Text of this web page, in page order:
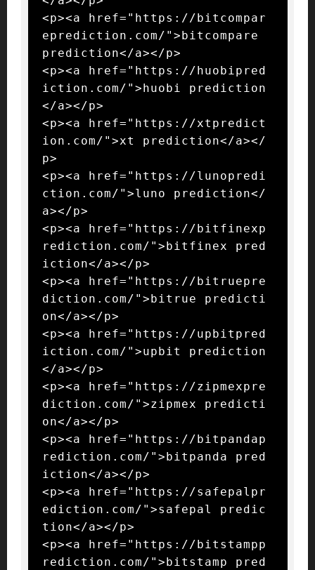
<p><a href="https://bitcompar
eprediction.com/">bitcompare
prediction</a></p>
<p><a href="https://huobipred
iction.com/">huobi prediction
</a></p>
<p><a href="https://xtpredict
ion.com/">xt prediction</a></
p>
<p><a href="https://lunopredi
ction.com/">luno prediction</
a></p>
<p><a href="https://bitfinexp
rediction.com/">bitfinex pred
iction</a></p>
<p><a href="https://bitruepre
diction.com/">bitrue predicti
on</a></p>
<p><a href="https://upbitpred
iction.com/">upbit prediction
</a></p>
<p><a href="https://zipmexpre
diction.com/">zipmex predicti
on</a></p>
<p><a href="https://bitpandap
rediction.com/">bitpanda pred
iction</a></p>
<p><a href="https://safepalpr
ediction.com/">safepal predic
tion</a></p>
<p><a href="https://bitstampp
rediction.com/">bitstamp pred